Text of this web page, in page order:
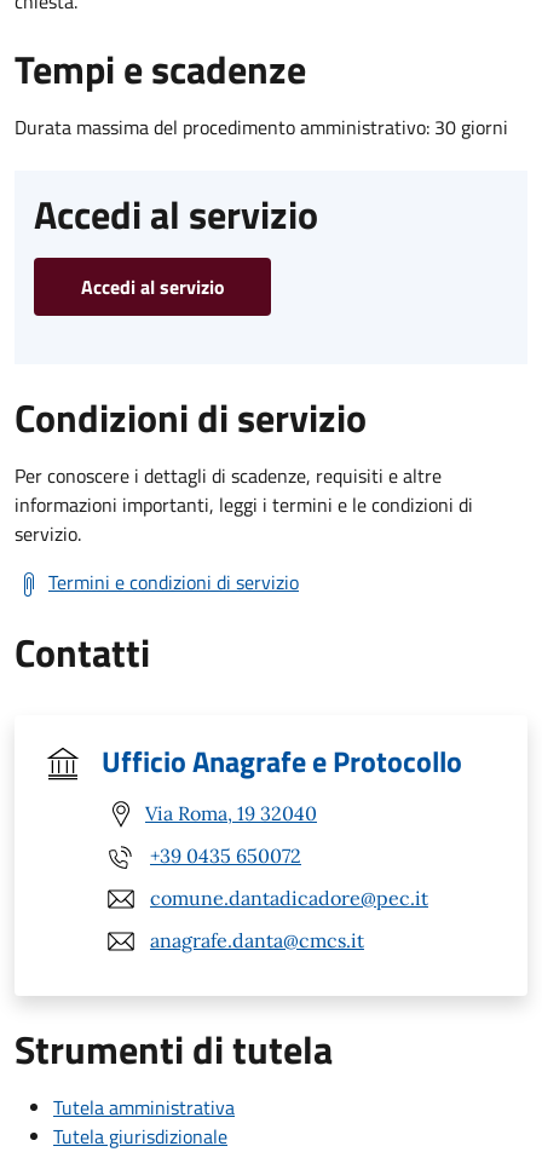
Tempi e scadenze
Durata massima del procedimento amministrativo: 30 giorni
Accedi al servizio
Accedi al servizio
Condizioni di servizio
Per conoscere i dettagli di scadenze, requisiti e altre
informazioni importanti, leggi i termini e le condizioni di
servizio.
Termini e condizioni di servizio
Contatti
Ufficio Anagrafe e Protocollo
Via Roma, 19 32040
+39 0435 650072
comune.dantadicadore@pec.it
anagrafe.danta@cmcs.it
Strumenti di tutela
Tutela amministrativa
Tutela giurisdizionale